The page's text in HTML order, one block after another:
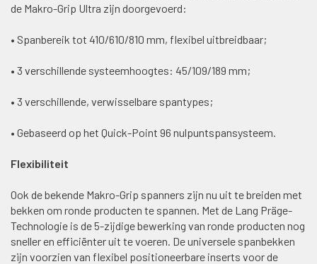
de Makro-Grip Ultra zijn doorgevoerd:
• Spanbereik tot 410/610/810 mm, flexibel uitbreidbaar;
• 3 verschillende systeemhoogtes: 45/109/189 mm;
• 3 verschillende, verwisselbare spantypes;
• Gebaseerd op het Quick-Point 96 nulpuntspansysteem.
Flexibiliteit
Ook de bekende Makro-Grip spanners zijn nu uit te breiden met
bekken om ronde producten te spannen. Met de Lang Präge-
Technologie is de 5-zijdige bewerking van ronde producten nog
sneller en efficiënter uit te voeren. De universele spanbekken
zijn voorzien van flexibel positioneerbare inserts voor de